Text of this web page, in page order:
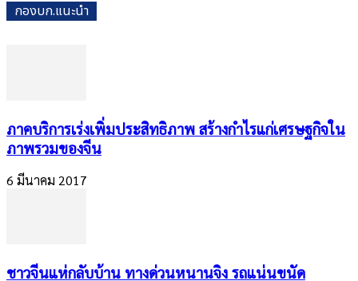
กองบก.แนะนำ
ภาคบริการเร่งเพิ่มประสิทธิภาพ สร้างกำไรแก่เศรษฐกิจใน
ภาพรวมของจีน
6 มีนาคม 2017
ชาวจีนแห่กลับบ้าน ทางด่วนหนานจิง รถแน่นขนัด